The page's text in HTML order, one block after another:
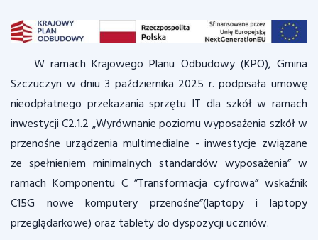
W ramach Krajowego Planu Odbudowy (KPO), Gmina
Szczuczyn w dniu 3 października 2025 r. podpisała umowę
nieodpłatnego przekazania sprzętu IT dla szkół w ramach
inwestycji C2.1.2 „Wyrównanie poziomu wyposażenia szkół w
przenośne urządzenia multimedialne - inwestycje związane
ze spełnieniem minimalnych standardów wyposażenia” w
ramach Komponentu C ”Transformacja cyfrowa” wskaźnik
C15G nowe komputery przenośne”(laptopy i laptopy
przeglądarkowe) oraz tablety do dyspozycji uczniów.